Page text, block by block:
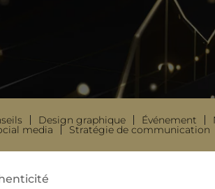
Design graphique Événement
media Stratégie de communication